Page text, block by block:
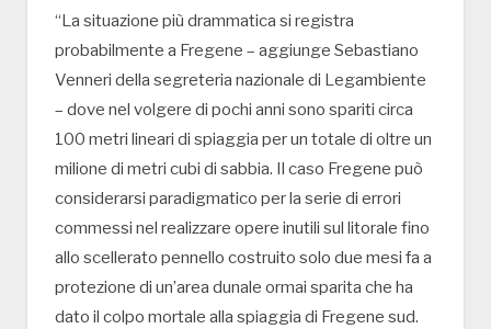
“La situazione più drammatica si registra
probabilmente a Fregene – aggiunge Sebastiano
Venneri della segreteria nazionale di Legambiente
– dove nel volgere di pochi anni sono spariti circa
100 metri lineari di spiaggia per un totale di oltre un
milione di metri cubi di sabbia. Il caso Fregene può
considerarsi paradigmatico per la serie di errori
commessi nel realizzare opere inutili sul litorale fino
allo scellerato pennello costruito solo due mesi fa a
protezione di un’area dunale ormai sparita che ha
dato il colpo mortale alla spiaggia di Fregene sud.